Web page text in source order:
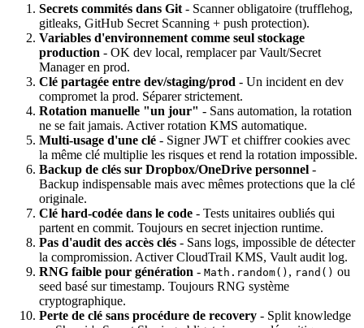
Secrets commités dans Git - Scanner obligatoire (trufflehog,
gitleaks, GitHub Secret Scanning + push protection).
Variables d'environnement comme seul stockage
production - OK dev local, remplacer par Vault/Secret
Manager en prod.
Clé partagée entre dev/staging/prod - Un incident en dev
compromet la prod. Séparer strictement.
Rotation manuelle "un jour" - Sans automation, la rotation
ne se fait jamais. Activer rotation KMS automatique.
Multi-usage d'une clé - Signer JWT et chiffrer cookies avec
la même clé multiplie les risques et rend la rotation impossible.
Backup de clés sur Dropbox/OneDrive personnel -
Backup indispensable mais avec mêmes protections que la clé
originale.
Clé hard-codée dans le code - Tests unitaires oubliés qui
partent en commit. Toujours en secret injection runtime.
Pas d'audit des accès clés - Sans logs, impossible de détecter
la compromission. Activer CloudTrail KMS, Vault audit log.
RNG faible pour génération - Math.random() , rand() ou
seed basé sur timestamp. Toujours RNG système
cryptographique.
Perte de clé sans procédure de recovery - Split knowledge